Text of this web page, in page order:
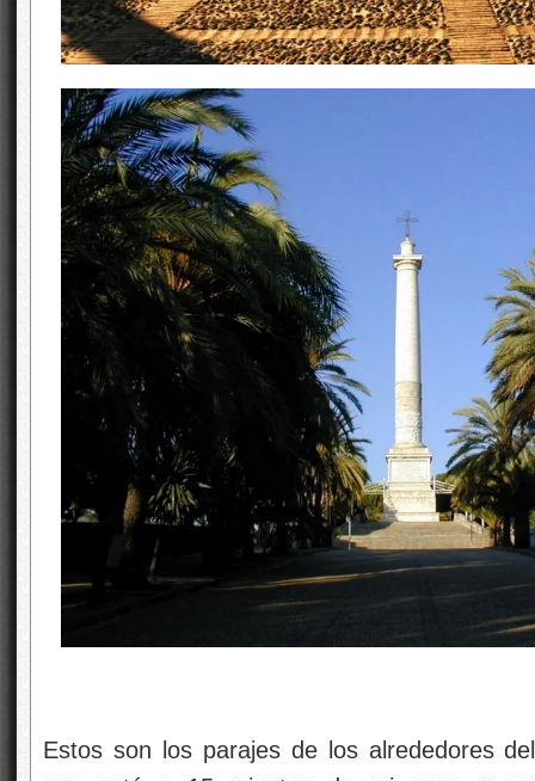
Estos son los parajes de los alrededores